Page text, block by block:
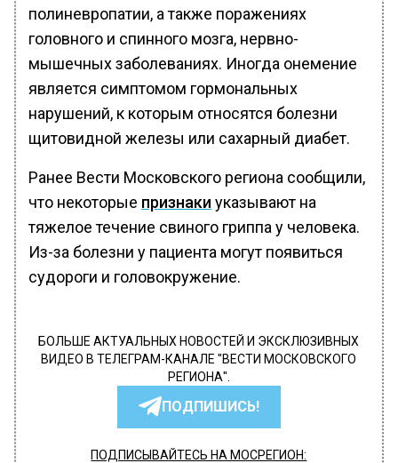
полиневропатии, а также поражениях
головного и спинного мозга, нервно-
мышечных заболеваниях. Иногда онемение
является симптомом гормональных
нарушений, к которым относятся болезни
щитовидной железы или сахарный диабет.
Ранее Вести Московского региона сообщили,
что некоторые признаки указывают на
тяжелое течение свиного гриппа у человека.
Из-за болезни у пациента могут появиться
судороги и головокружение.
БОЛЬШЕ АКТУАЛЬНЫХ НОВОСТЕЙ И ЭКСКЛЮЗИВНЫХ
ВИДЕО В ТЕЛЕГРАМ-КАНАЛЕ "ВЕСТИ МОСКОВСКОГО
РЕГИОНА".
ПОДПИШИСЬ!
ПОДПИСЫВАЙТЕСЬ НА МОСРЕГИОН: